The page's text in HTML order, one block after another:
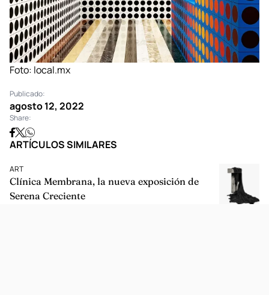
Foto: local.mx
Publicado:
agosto 12, 2022
Share:
ARTÍCULOS SIMILARES
ART
Clínica Membrana, la nueva exposición de
Serena Creciente